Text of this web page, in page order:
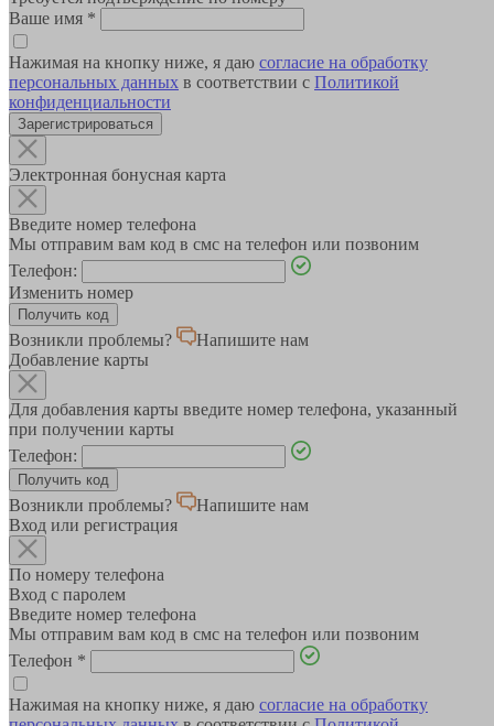
Ваше имя *
Нажимая на кнопку ниже, я даю согласие на обработку
персональных данных в соответствии с Политикой
конфиденциальности
Зарегистрироваться
Электронная бонусная карта
Введите номер телефона
Мы отправим вам код в смс на телефон или позвоним
Телефон:
Изменить номер
Возникли проблемы?
Напишите нам
Добавление карты
Для добавления карты введите номер телефона, указанный
при получении карты
Телефон:
Возникли проблемы?
Напишите нам
Вход или регистрация
По номеру телефона
Вход с паролем
Введите номер телефона
Мы отправим вам код в смс на телефон или позвоним
Телефон *
Нажимая на кнопку ниже, я даю согласие на обработку